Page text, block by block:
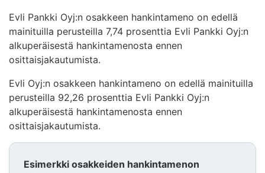
Evli Pankki Oyj:n osakkeen hankintameno on edellä
mainituilla perusteilla 7,74 prosenttia Evli Pankki Oyj:n
alkuperäisestä hankintamenosta ennen
osittaisjakautumista.
Evli Oyj:n osakkeen hankintameno on edellä mainituilla
perusteilla 92,26 prosenttia Evli Pankki Oyj:n
alkuperäisestä hankintamenosta ennen
osittaisjakautumista.
Esimerkki osakkeiden hankintamenon